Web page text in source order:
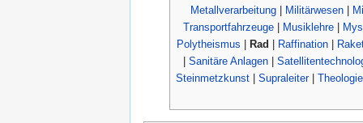
Metallverarbeitung
Militärwesen
Transportfahrzeuge| Musiklehre|
Polytheismus
Rad Raffination
Sanitäre Anlagen|
Steinmetzkunst| Supraleiter| Theologie